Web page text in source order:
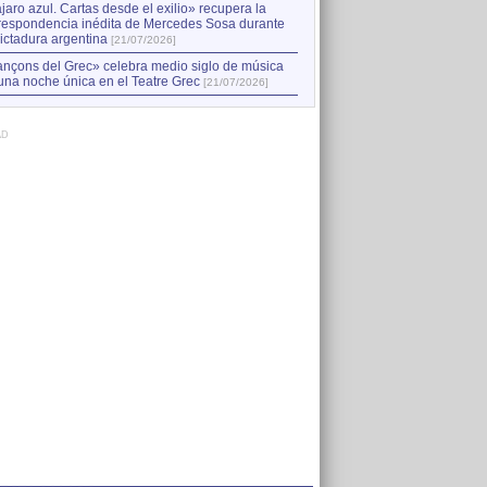
azul. Cartas desde el exilio» recupera la
inédita de Mercedes Sosa durante
argentina [21/07/2026]
del Grec» celebra medio siglo de música
noche única en el Teatre Grec [21/07/2026]